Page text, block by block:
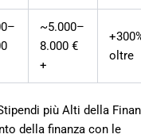
~5.000–
8.000 €
+
oltre
più Alti della
della finanza con le